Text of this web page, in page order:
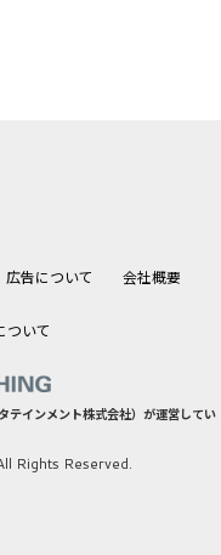
広告について 会社概要
ついて
テインメント株式会社）が運営してい
Rights Reserved.